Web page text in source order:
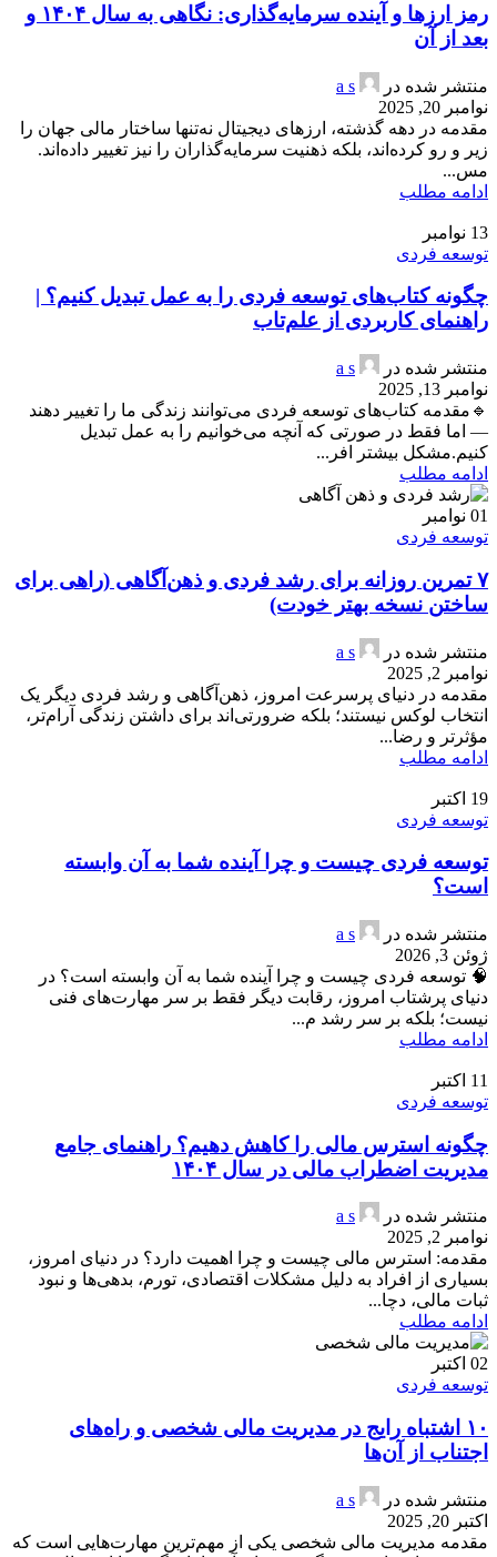
رمز ارزها و آینده سرمایه‌گذاری: نگاهی به سال ۱۴۰۴ و
بعد از آن
منتشر شده در
a s
نوامبر 20, 2025
مقدمه در دهه گذشته، ارزهای دیجیتال نه‌تنها ساختار مالی جهان را
زیر و رو کرده‌اند، بلکه ذهنیت سرمایه‌گذاران را نیز تغییر داده‌اند.
مس...
ادامه مطلب
13 نوامبر
توسعه فردی
چگونه کتاب‌های توسعه فردی را به عمل تبدیل کنیم؟ |
راهنمای کاربردی از علم‌تاب
منتشر شده در
a s
نوامبر 13, 2025
🔹مقدمه کتاب‌های توسعه فردی می‌توانند زندگی ما را تغییر دهند
— اما فقط در صورتی که آنچه می‌خوانیم را به عمل تبدیل
کنیم.مشکل بیشتر افر...
ادامه مطلب
01 نوامبر
توسعه فردی
۷ تمرین روزانه برای رشد فردی و ذهن‌آگاهی (راهی برای
ساختن نسخه بهتر خودت)
منتشر شده در
a s
نوامبر 2, 2025
مقدمه در دنیای پرسرعت امروز، ذهن‌آگاهی و رشد فردی دیگر یک
انتخاب لوکس نیستند؛ بلکه ضرورتی‌اند برای داشتن زندگی آرام‌تر،
مؤثرتر و رضا...
ادامه مطلب
19 اکتبر
توسعه فردی
توسعه فردی چیست و چرا آینده شما به آن وابسته
است؟
منتشر شده در
a s
ژوئن 3, 2026
🧠 توسعه فردی چیست و چرا آینده شما به آن وابسته است؟ در
دنیای پرشتاب امروز، رقابت دیگر فقط بر سر مهارت‌های فنی
نیست؛ بلکه بر سر رشد م...
ادامه مطلب
11 اکتبر
توسعه فردی
چگونه استرس مالی را کاهش دهیم؟ راهنمای جامع
مدیریت اضطراب مالی در سال ۱۴۰۴
منتشر شده در
a s
نوامبر 2, 2025
مقدمه: استرس مالی چیست و چرا اهمیت دارد؟ در دنیای امروز،
بسیاری از افراد به دلیل مشکلات اقتصادی، تورم، بدهی‌ها و نبود
ثبات مالی، دچا...
ادامه مطلب
02 اکتبر
توسعه فردی
۱۰ اشتباه رایج در مدیریت مالی شخصی و راه‌های
اجتناب از آن‌ها
منتشر شده در
a s
اکتبر 20, 2025
مقدمه مدیریت مالی شخصی یکی از مهم‌ترین مهارت‌هایی است که